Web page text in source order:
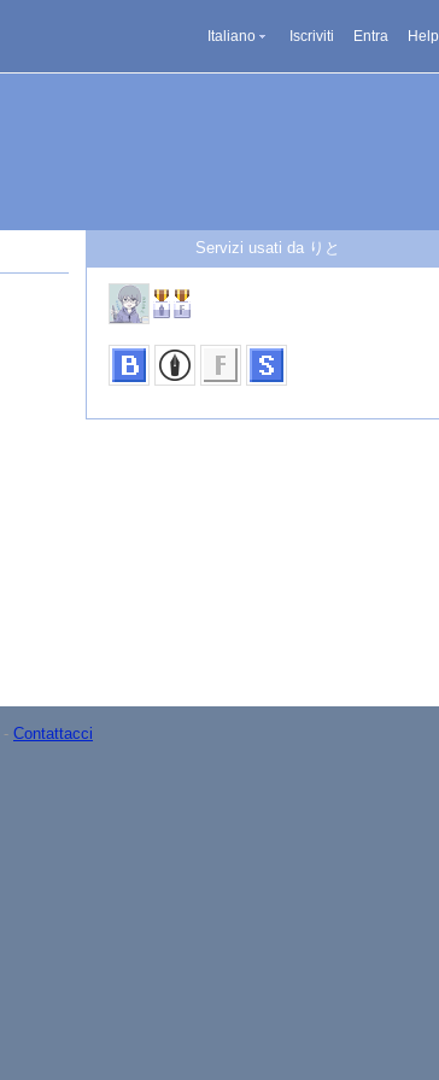
Italiano Iscriviti Entra Help
Servizi usati da りと
- Contattacci